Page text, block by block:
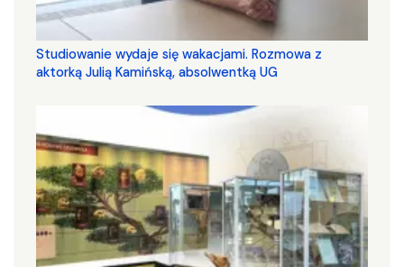
Studiowanie wydaje się wakacjami. Rozmowa z
aktorką Julią Kamińską, absolwentką UG